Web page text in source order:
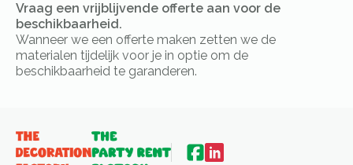
Vraag een vrijblijvende offerte aan voor de
beschikbaarheid.
Wanneer we een offerte maken zetten we de
materialen tijdelijk voor je in optie om de
beschikbaarheid te garanderen.